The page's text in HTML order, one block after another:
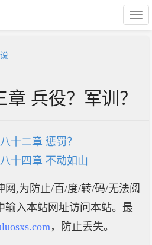
兵役？军训？
十二章 惩罚？
十四章 不动如山
网,为防止/百/度/转/码/无法阅
输入本站网址访问本站。最
，防止丢失。